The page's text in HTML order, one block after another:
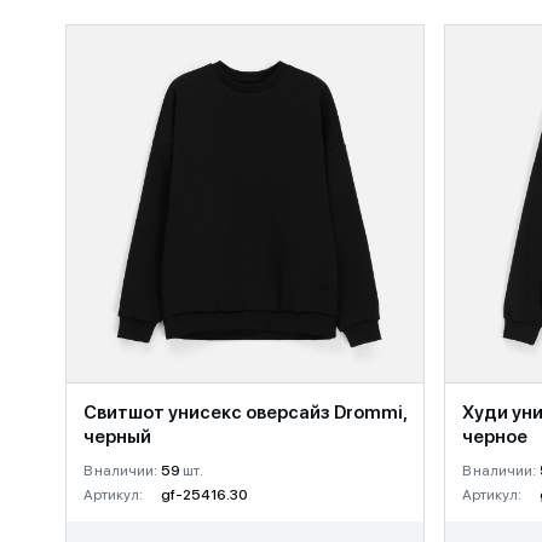
Свитшот унисекс оверсайз Drommi,
черный
В наличии: 59 шт.
Артикул:
gf-25416.30
Худи
черное
В наличии:
Артикул: